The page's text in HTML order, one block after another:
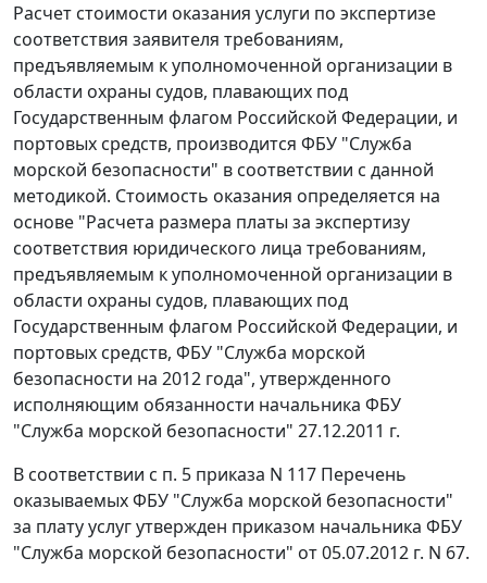
Расчет стоимости оказания услуги по экспертизе
соответствия заявителя требованиям,
предъявляемым к уполномоченной организации в
области охраны судов, плавающих под
Государственным флагом Российской Федерации, и
портовых средств, производится ФБУ "Служба
морской безопасности" в соответствии с данной
методикой. Стоимость оказания определяется на
основе "Расчета размера платы за экспертизу
соответствия юридического лица требованиям,
предъявляемым к уполномоченной организации в
области охраны судов, плавающих под
Государственным флагом Российской Федерации, и
портовых средств, ФБУ "Служба морской
безопасности на 2012 года", утвержденного
исполняющим обязанности начальника ФБУ
"Служба морской безопасности" 27.12.2011 г.
В соответствии с п. 5 приказа N 117 Перечень
оказываемых ФБУ "Служба морской безопасности"
за плату услуг утвержден приказом начальника ФБУ
"Служба морской безопасности" от 05.07.2012 г. N 67.